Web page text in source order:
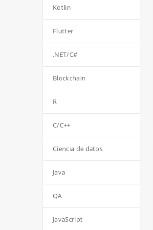
Kotlin
Flutter
.NET/C#
Blockchain
R
C/C++
Ciencia de datos
Java
QA
JavaScript